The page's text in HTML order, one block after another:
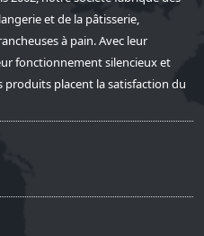
et de la pâtisserie,
à pain. Avec leur
fonctionnement silencieux et
produits placent la satisfaction du